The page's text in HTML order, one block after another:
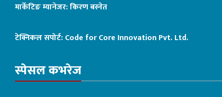
मार्केटिङ म्यानेजर: किरण बस्नेत
टेक्निकल सपोर्ट:Code for Core Innovation Pvt. Ltd.
स्पेसल कभरेज